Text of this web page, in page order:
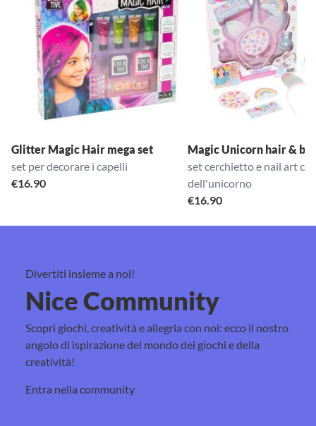
Glitter Magic Hair mega set
set per decorare i capelli
€16.90
Magic Unicorn hair &
set cerchietto e nail art
dell'unicorno
€16.90
Divertiti insieme a noi!
Nice Community
Scopri giochi, creatività e allegria con noi: ecco il nostro
angolo di ispirazione del mondo dei giochi e della
creatività!
Entra nella community